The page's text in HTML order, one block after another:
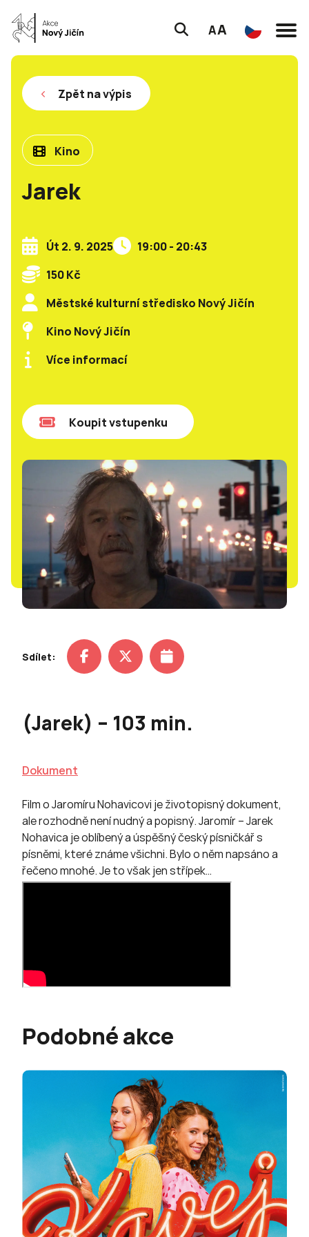
AA
Zpět na výpis
Kino
Jarek
Út 2. 9. 2025
19:00 - 20:43
150 Kč
Městské kulturní středisko Nový Jičín
Kino Nový Jičín
Více informací
Koupit vstupenku
Sdílet:
(Jarek) – 103 min.
Dokument
Film o Jaromíru Nohavicovi je životopisný dokument,
ale rozhodně není nudný a popisný. Jaromír – Jarek
Nohavica je oblíbený a úspěšný český písničkář s
písněmi, které známe všichni. Bylo o něm napsáno a
řečeno mnohé. Je to však jen střípek…
Podobné akce